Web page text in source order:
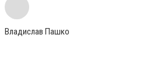
Владислав Пашко